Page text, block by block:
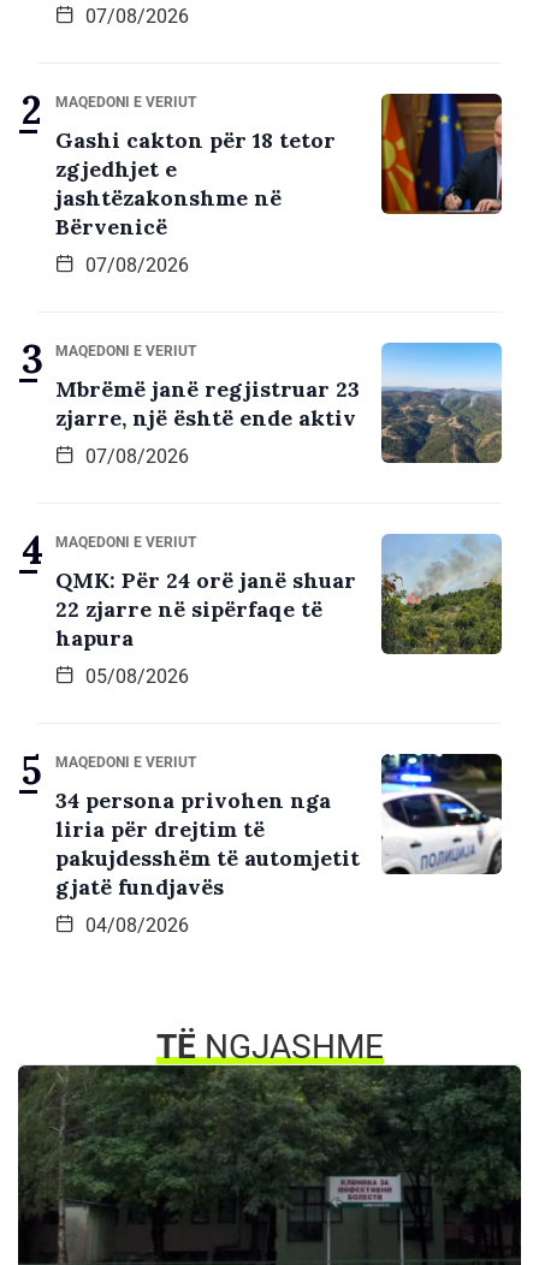
07/08/2026
MAQEDONI E VERIUT
Gashi cakton për 18 tetor
zgjedhjet e
jashtëzakonshme në
Bërvenicë
07/08/2026
MAQEDONI E VERIUT
Mbrëmë janë regjistruar 23
zjarre, një është ende aktiv
07/08/2026
MAQEDONI E VERIUT
QMK: Për 24 orë janë shuar
22 zjarre në sipërfaqe të
hapura
05/08/2026
MAQEDONI E VERIUT
34 persona privohen nga
liria për drejtim të
pakujdesshëm të automjetit
gjatë fundjavës
04/08/2026
TËNGJASHME